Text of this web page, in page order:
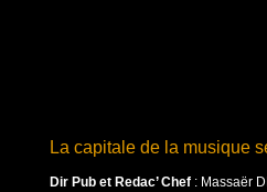
La capitale de la musique
Dir Pub et Redac’ Chef: Massaër